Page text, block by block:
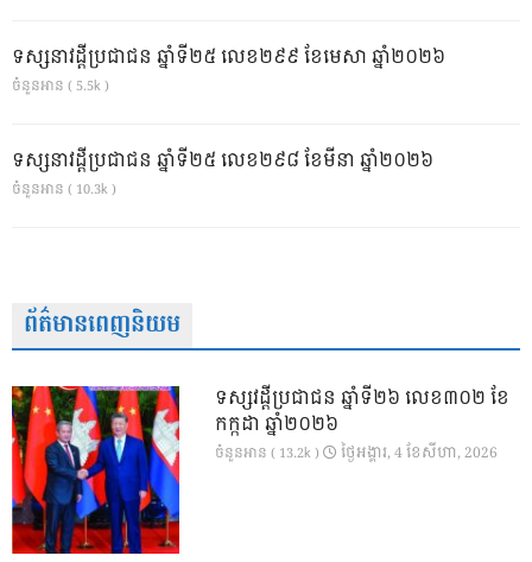
ទស្សនាវដ្ដីប្រជាជន ឆ្នាំទី២៥ លេខ២៩៩ ខែមេសា ឆ្នាំ២០២៦
ចំនួនអាន ( 5.5k )
ទស្សនាវដ្ដីប្រជាជន ឆ្នាំទី២៥ លេខ២៩៨ ខែមីនា ឆ្នាំ២០២៦
ចំនួនអាន ( 10.3k )
ព័ត៌មានពេញនិយម
ទស្សវដ្តីប្រជាជន ឆ្នាំទី២៦ លេខ៣០២ ខែ
កក្កដា ឆ្នាំ២០២៦
ចំនួនអាន ( 13.2k ) ថ្ងៃ​អង្គារ, 4 ខែ​សីហា, 2026